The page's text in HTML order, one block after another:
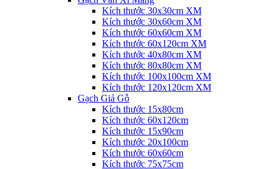
Kích thước 30x30cm XM
Kích thước 30x60cm XM
Kích thước 60x60cm XM
Kích thước 60x120cm XM
Kích thước 40x80cm XM
Kích thước 80x80cm XM
Kích thước 100x100cm XM
Kích thước 120x120cm XM
Gạch Giả Gỗ
Kích thước 15x80cm
Kích thước 60x120cm
Kích thước 15x90cm
Kích thước 20x100cm
Kích thước 60x60cm
Kích thước 75x75cm